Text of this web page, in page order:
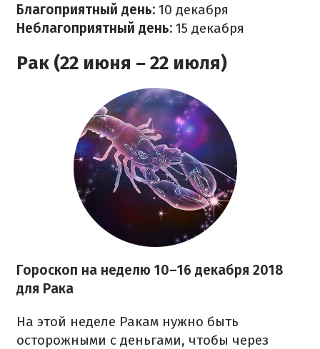
Благоприятный день: 10 декабря
Неблагоприятный день: 15 декабря
Рак (22 июня – 22 июля)
Гороскоп на неделю 10–16 декабря 2018
для Рака
На этой неделе Ракам нужно быть
осторожными с деньгами, чтобы через